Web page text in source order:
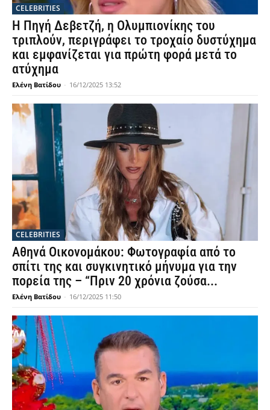
CELEBRITIES
Η Πηγή Δεβετζή, η Ολυμπιονίκης του
τριπλούν, περιγράφει το τροχαίο δυστύχημα
και εμφανίζεται για πρώτη φορά μετά το
ατύχημα
Ελένη Βατίδου - 16/12/2025 13:52
CELEBRITIES
Αθηνά Οικονομάκου: Φωτογραφία από το
σπίτι της και συγκινητικό μήνυμα για την
πορεία της – “Πριν 20 χρόνια ζούσα...
Ελένη Βατίδου - 16/12/2025 11:50